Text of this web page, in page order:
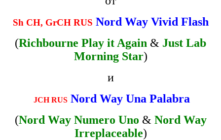
Sh CH, GrCH RUS Nord Way Vivid Flash
(Richbourne Play it Again & Just Lab
Morning Star)
и
JCH RUSNord Way Una Palabra
(Nord Way Numero Uno & Nord Way
Irreplaceable)